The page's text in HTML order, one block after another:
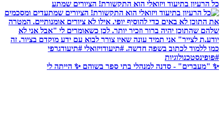
כל הרעיון בתיעוד ויזואלי הוא התקשורת! הציורים שמתע
✨ "מעברים" - סדנה למנהלי בתי ספר בשוהם ✨ הייתה לי